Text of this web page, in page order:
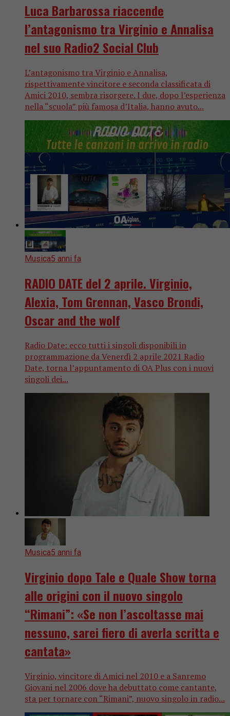
Luca Barbarossa riaccende
l’antagonismo tra Virginio e Annalisa
nel suo Radio2 Social Club
L’antagonismo tra Virginio e Annalisa,
rispettivamente vincitore e seconda classificata di
Amici 2010, sembra risorgere. I due, dopo l’esperienza
nella “scuola” più famosa d’Italia, hanno avuto...
Musica5 anni fa
RADIO DATE del 2 aprile. Virginio,
Alexia, Tom Grennan, Vasco Brondi,
Oscar and the wolf
Radio Date: ecco tutti i singoli disponibili in
programmazione da Venerdì 2 aprile 2021 Radio
Date, torna l’appuntamento di OA Plus con i nuovi
singoli dei...
Musica5 anni fa
Virginio dopo Tale e Quale Show torna
alle origini con il nuovo singolo
“Rimani”: «Se non l’ascoltasse mai
nessuno, sarei fiero di averla scritta e
cantata»
Virginio, vincitore di Amici nel 2010 e a Sanremo
Giovani nel 2006 dove ha debuttato come cantante,
sta per tornare con “Rimani”, nuovo singolo in radio...